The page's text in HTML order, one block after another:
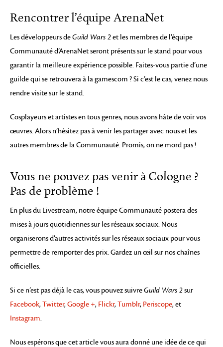
Rencontrer l’équipe ArenaNet
Les développeurs deGuild Wars 2et les membres de l’équipe
Communauté d’ArenaNet seront présents sur le stand pour vous
garantir la meilleure expérience possible. Faites-vous partie d’une
guilde qui se retrouvera à la gamescom ? Si c’est le cas, venez nous
rendre visite sur le stand.
Cosplayeurs et artistes en tous genres, nous avons hâte de voir vos
œuvres. Alors n’hésitez pas à venir les partager avec nous et les
autres membres de la Communauté. Promis, on ne mord pas !
Vous ne pouvez pas venir à Cologne ?
Pas de problème !
En plus du Livestream, notre équipe Communauté postera des
mises à jours quotidiennes sur les réseaux sociaux. Nous
organiserons d’autres activités sur les réseaux sociaux pour vous
permettre de remporter des prix. Gardez un œil sur nos chaînes
officielles.
Si ce n’est pas déjà le cas, vous pouvez suivreGuild Wars 2sur
Facebook,Twitter,Google +, Flickr,Tumblr, Periscope, et
Instagram.
Nous espérons que cet article vous aura donné une idée de ce qui